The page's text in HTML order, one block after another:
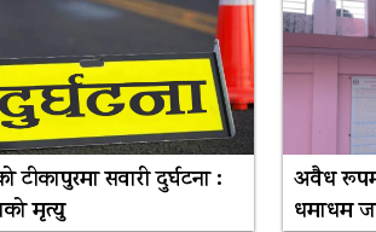
टीकापुरमा सवारी दुर्घटना :
मृत्यु
अवैध
धमाधम